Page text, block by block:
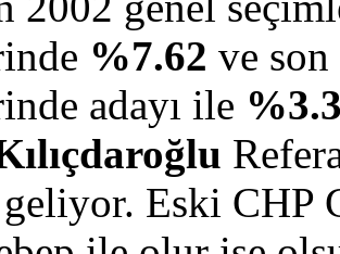
%7.62 ve
adayı ile
Eski CHP